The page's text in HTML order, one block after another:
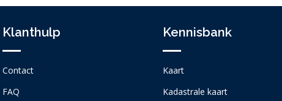
Klanthulp
Contact
FAQ
Kennisbank
Kaart
Kadastrale kaart